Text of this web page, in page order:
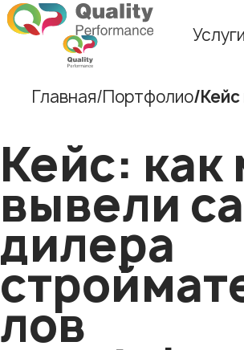
Услуги
Главная Портфолио
Кейс: как
вывели
дилера
лов